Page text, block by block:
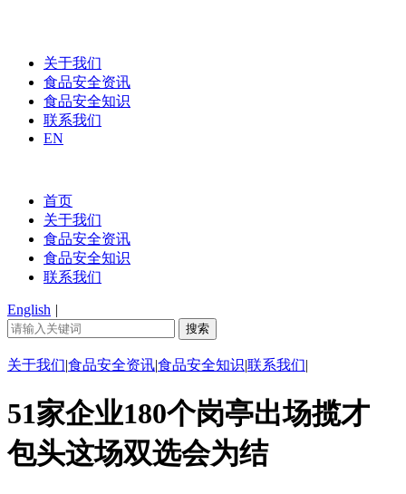
关于我们
食品安全资讯
食品安全知识
联系我们
EN
首页
关于我们
食品安全资讯
食品安全知识
联系我们
English |
关于我们|食品安全资讯|食品安全知识|联系我们|
51家企业180个岗亭出场揽才
包头这场双选会为结